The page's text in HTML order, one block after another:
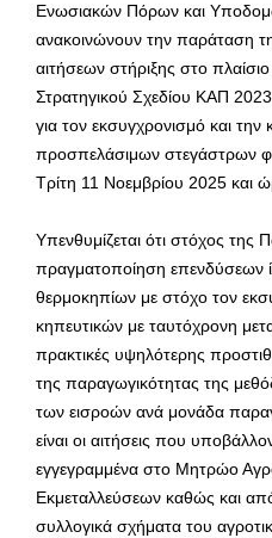
Ενωσιακών Πόρων και
ανακοινώνουν την παράταση
αιτήσεων στήριξης στο
Στρατηγικού Σχεδίου ΚΑΠ
για τον εκσυγχρονισμό και
προσπελάσιμων στεγάστρων
Τρίτη 11 Νοεμβρίου 2025 και
Υπενθυμίζεται ότι στόχος της
πραγματοποίηση επενδύσεων
θερμοκηπίων με στόχο τον
κηπευτικών με ταυτόχρονη
πρακτικές υψηλότερης
της παραγωγικότητας της
των εισροών ανά μονάδα
είναι οι αιτήσεις που
εγγεγραμμένα στο Μητρώο
Εκμεταλλεύσεων καθώς και
συλλογικά σχήματα του